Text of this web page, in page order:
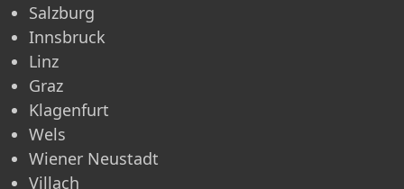
Salzburg
Innsbruck
Linz
Graz
Klagenfurt
Wels
Wiener Neustadt
Villach